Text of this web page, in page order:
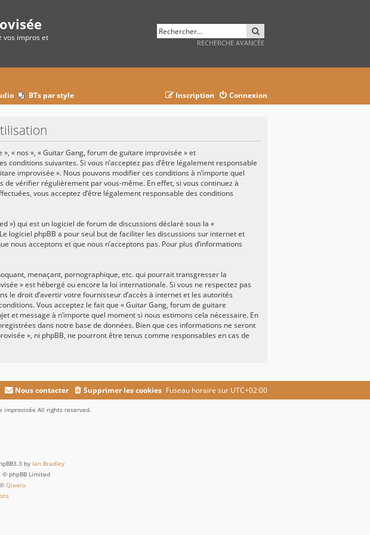
vos impros et
RECHERCHE AVANCÉE
BTs par style Connexion
Inscription
« nos », « Guitar Gang, forum de guitare improvisée » et
suivantes. Si vous n’acceptez pas d’être légalement responsable
improvisée ». Nous pouvons modifier ces conditions à n’importe quel
vérifier régulièrement par vous-même. En effet, si vous continuez à
vous acceptez d’être légalement responsable des conditions
») qui est un logiciel de forum de discussions déclaré sous la «
logiciel phpBB a pour seul but de faciliter les discussions sur internet et
acceptons et que nous n’acceptons pas. Pour plus d’informations
menaçant, pornographique, etc. qui pourrait transgresser la
» est hébergé ou encore la loi internationale. Si vous ne respectez pas
le droit d’avertir votre fournisseur d’accès à internet et les autorités
Vous acceptez le fait que « Guitar Gang, forum de guitare
et message à n’importe quel moment si nous estimons cela nécessaire. En
dans notre base de données. Bien que ces informations ne seront
», ni phpBB, ne pourront être tenus comme responsables en cas de
Fuseau horaire sur UTC+02:00
Supprimer les cookies
Nous contacter
improvisée All rights reserved.
by Ian Bradley
© phpBB Limited
© Qiaeru